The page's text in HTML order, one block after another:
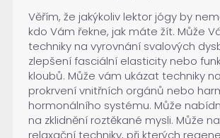
Věřím, že jakýkoliv lektor jógy by
kdo Vám řekne, jak máte žít. Může
techniky na vyrovnání svalových
zlepšení fasciální elasticity nebo
kloubů. Může vám ukázat techniky
prokrvení vnitřních orgánů nebo
hormonálního systému. Může
na zklidnění roztěkané mysli. Může